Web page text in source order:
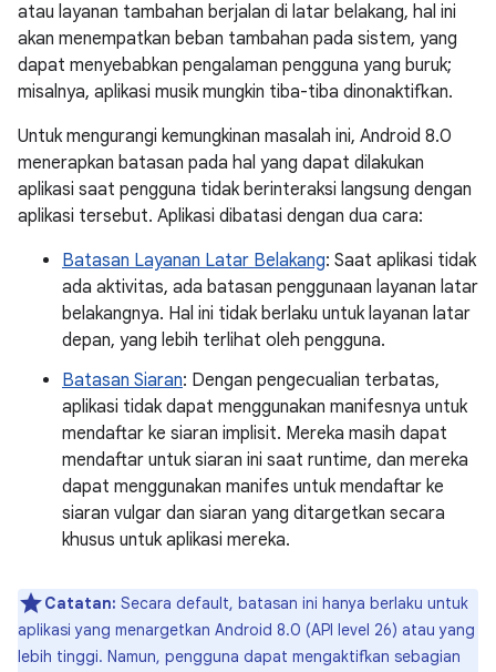
atau layanan tambahan berjalan di latar belakang, hal ini
akan menempatkan beban tambahan pada sistem, yang
dapat menyebabkan pengalaman pengguna yang buruk;
misalnya, aplikasi musik mungkin tiba-tiba dinonaktifkan.
Untuk mengurangi kemungkinan masalah ini, Android 8.0
menerapkan batasan pada hal yang dapat dilakukan
aplikasi saat pengguna tidak berinteraksi langsung dengan
aplikasi tersebut. Aplikasi dibatasi dengan dua cara:
Batasan Layanan Latar Belakang: Saat aplikasi tidak
ada aktivitas, ada batasan penggunaan layanan latar
belakangnya. Hal ini tidak berlaku untuk layanan latar
depan, yang lebih terlihat oleh pengguna.
Batasan Siaran: Dengan pengecualian terbatas,
aplikasi tidak dapat menggunakan manifesnya untuk
mendaftar ke siaran implisit. Mereka masih dapat
mendaftar untuk siaran ini saat runtime, dan mereka
dapat menggunakan manifes untuk mendaftar ke
siaran vulgar dan siaran yang ditargetkan secara
khusus untuk aplikasi mereka.
Catatan: Secara default, batasan ini hanya berlaku untuk
aplikasi yang menargetkan Android 8.0 (API level 26) atau yang
lebih tinggi. Namun, pengguna dapat mengaktifkan sebagian